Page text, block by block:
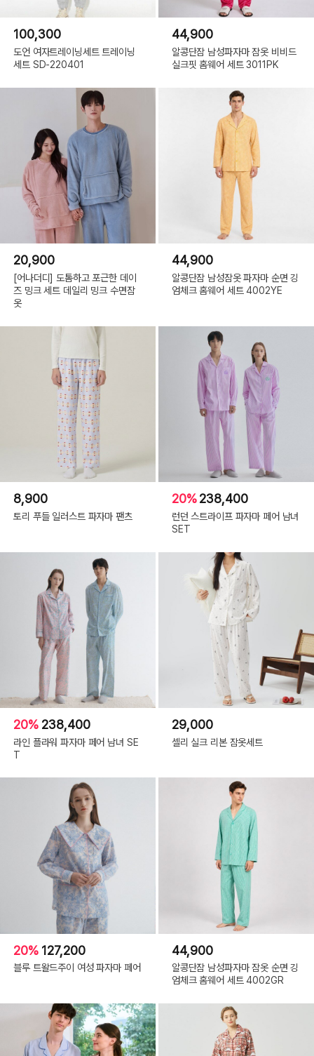
100,300
도언 여자트레이닝세트 트레이닝
세트 SD-220401
44,900
알콩단잠 남성파자마 잠옷 비비드
실크핏 홈웨어 세트 3011PK
20,900
[어나더디] 도톰하고 포근한 데이
즈 밍크 세트 데일리 밍크 수면잠
옷
44,900
알콩단잠 남성잠옷 파자마 순면 깅
엄체크 홈웨어 세트 4002YE
8,900
토리 푸들 일러스트 파자마 팬츠
20%238,400
런던 스트라이프 파자마 페어 남녀
SET
20% 238,400
라인 플라워 파자마 페어 남녀 SE
T
29,000
셀리 실크 리본 잠옷세트
20% 127,200
블루 트왈드주이 여성 파자마 페어
44,900
알콩단잠 남성파자마 잠옷 순면 깅
엄체크 홈웨어 세트 4002GR